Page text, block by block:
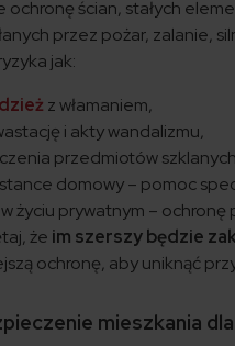
ochronę ścian, stałych
przez pożar, zalanie,
jak:
z włamaniem,
i akty wandalizmu,
przedmiotów
domowy – pomoc
życiu prywatnym –
że im szerszy będzie
ochronę, aby uniknąć
mieszkania